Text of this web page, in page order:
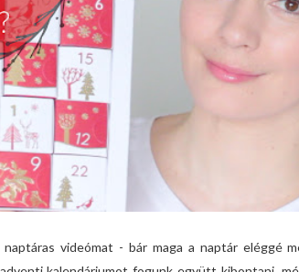
videómat - bár maga a naptár eléggé